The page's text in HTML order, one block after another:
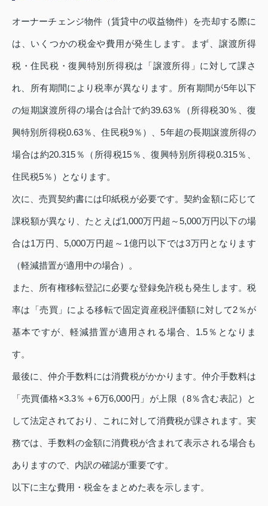
オーナーチェンジ物件（賃貸中の収益物件）を売却する際に
は、いくつかの税金や費用が発生します。まず、譲渡所得
税・住民税・復興特別所得税は「譲渡所得」に対して課さ
れ、所有期間により税率が異なります。所有期間が5年以下
の短期譲渡所得の場合は合計で約39.63％（所得税30％、復
興特別所得税0.63％、住民税9％）、5年超の長期譲渡所得の
場合は約20.315％（所得税15％、復興特別所得税0.315％、
住民税5％）となります。
次に、売買契約書には印紙税が必要です。契約金額に応じて
課税額が異なり、たとえば1,000万円超～5,000万円以下の場
合は1万円、5,000万円超～1億円以下では3万円となります
（軽減措置が適用中の場合）。
また、所有権移転登記に必要な登録免許税も発生します。税
率は「売買」による移転で固定資産税評価額に対して2％が
基本ですが、軽減措置が適用される場合、1.5％となりま
す。
最後に、仲介手数料には消費税がかかります。仲介手数料は
「売買価格×3.3％＋6万6,000円」が上限（8％含む表記）と
して法定されており、これに対して消費税が課されます。実
務では、手数料の金額に消費税が含まれて表示される場合も
ありますので、内訳の確認が重要です。
以下に主な費用・税金をまとめた表を示します。